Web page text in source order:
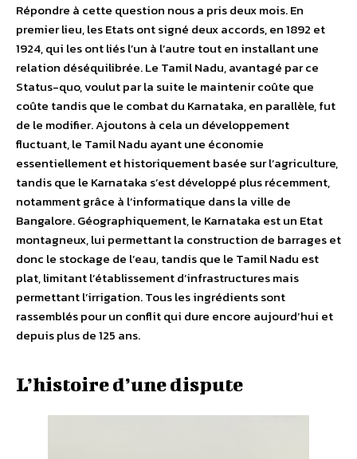
Répondre à cette question nous a pris deux mois. En
premier lieu, les Etats ont signé deux accords, en 1892 et
1924, qui les ont liés l’un à l’autre tout en installant une
relation déséquilibrée. Le Tamil Nadu, avantagé par ce
Status-quo, voulut par la suite le maintenir coûte que
coûte tandis que le combat du Karnataka, en parallèle, fut
de le modifier. Ajoutons à cela un développement
fluctuant, le Tamil Nadu ayant une économie
essentiellement et historiquement basée sur l’agriculture,
tandis que le Karnataka s’est développé plus récemment,
notamment grâce à l’informatique dans la ville de
Bangalore. Géographiquement, le Karnataka est un Etat
montagneux, lui permettant la construction de barrages et
donc le stockage de l’eau, tandis que le Tamil Nadu est
plat, limitant l’établissement d’infrastructures mais
permettant l’irrigation. Tous les ingrédients sont
rassemblés pour un conflit qui dure encore aujourd’hui et
depuis plus de 125 ans.
L’histoire d’une dispute